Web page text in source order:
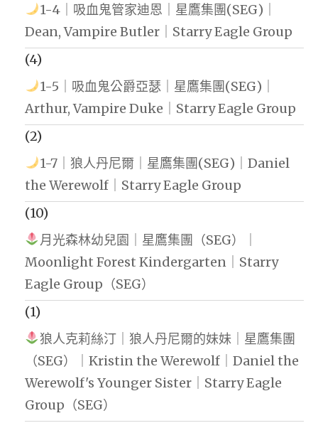
1-4｜吸血鬼管家迪恩｜星鷹集團(SEG)｜
Dean, Vampire Butler｜Starry Eagle Group
(4)
1-5｜吸血鬼公爵亞瑟｜星鷹集團(SEG)｜
Arthur, Vampire Duke｜Starry Eagle Group
(2)
1-7｜狼人丹尼爾｜星鷹集團(SEG)｜Daniel
the Werewolf｜Starry Eagle Group
(10)
月光森林幼兒園｜星鷹集團（SEG）｜
Moonlight Forest Kindergarten｜Starry
Eagle Group（SEG）
(1)
狼人克莉絲汀｜狼人丹尼爾的妹妹｜星鷹集團
（SEG）｜Kristin the Werewolf｜Daniel the
Werewolf's Younger Sister｜Starry Eagle
Group（SEG）